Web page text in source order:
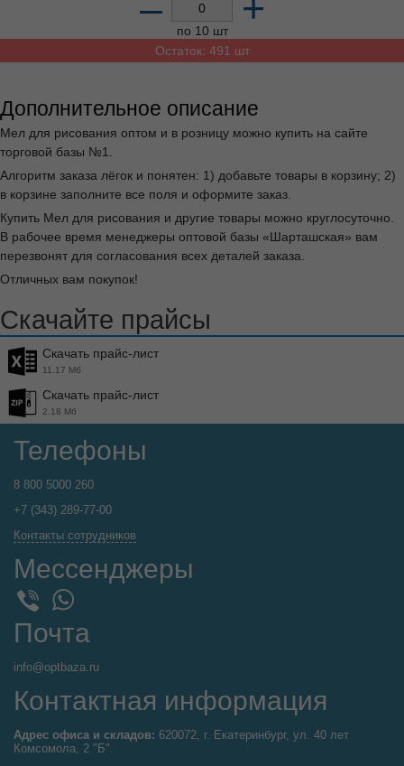
по 10 шт
Остаток: 491 шт
Дополнительное описание
Мел для рисования оптом и в розницу можно купить на сайте
торговой базы №1.
Алгоритм заказа лёгок и понятен: 1) добавьте товары в корзину; 2)
в корзине заполните все поля и оформите заказ.
Купить Мел для рисования и другие товары можно круглосуточно.
В рабочее время менеджеры оптовой базы «Шарташская» вам
перезвонят для согласования всех деталей заказа.
Отличных вам покупок!
Скачайте прайсы
Скачать прайс-лист
11.17 Мб
Скачать прайс-лист
2.18 Мб
Телефоны
8 800 5000 260
+7 (343) 289-77-00
Контакты сотрудников
Мессенджеры
WhatsApp
Почта
info@optbaza.ru
Контактная информация
Адрес офиса и складов: 620072, г. Екатеринбург, ул. 40 лет
Комсомола, 2 "Б".